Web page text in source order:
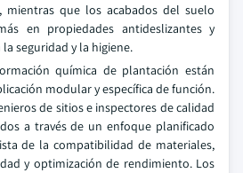
mientras que los acabados del suelo
en propiedades antideslizantes y
seguridad y la higiene.
química de plantación están
modular y específica de función.
de sitios e inspectores de calidad
a través de un enfoque planificado
de la compatibilidad de materiales,
y optimización de rendimiento. Los